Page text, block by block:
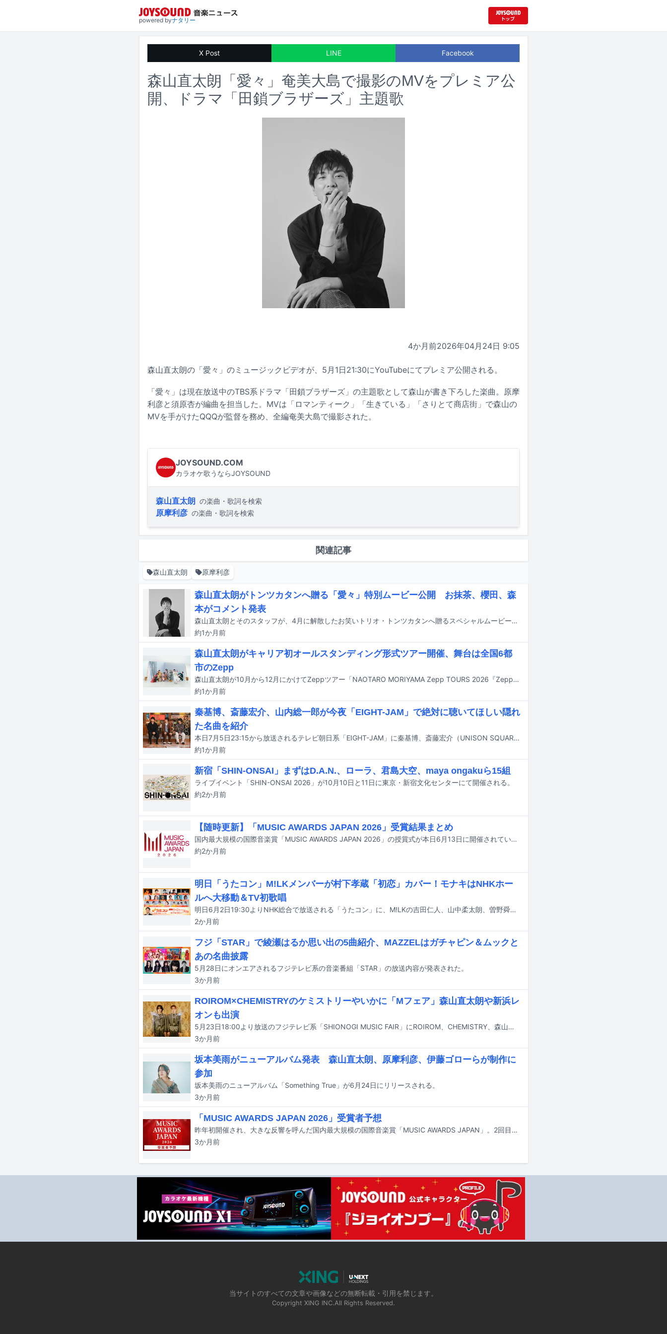
powered byナタリー
X Post LINE Facebook
森山直太朗「愛々」奄美大島で撮影のMVをプレミア公
開、ドラマ「田鎖ブラザーズ」主題歌
4か月前2026年04月24日 9:05
森山直太朗の「愛々」のミュージックビデオが、5月1日21:30にYouTubeにてプレミア公開される。
「愛々」は現在放送中のTBS系ドラマ「田鎖ブラザーズ」の主題歌として森山が書き下ろした楽曲。原摩
利彦と須原杏が編曲を担当した。MVは「ロマンティーク」「生きている」「さりとて商店街」で森山の
MVを手がけたQQQが監督を務め、全編奄美大島で撮影された。
JOYSOUND.COM
カラオケ歌うならJOYSOUND
森山直太朗 の楽曲・歌詞を検索
原摩利彦 の楽曲・歌詞を検索
関連記事
森山直太朗 原摩利彦
森山直太朗がトンツカタンへ贈る「愛々」特別ムービー公開 お抹茶、櫻田、森
本がコメント発表
森山直太朗とそのスタッフが、4月に解散したお笑いトリオ・トンツカタンへ贈るスペシャルムービーを制作。本日7月9日にYouTubeで公開した。
約1か月前
森山直太朗がキャリア初オールスタンディング形式ツアー開催、舞台は全国6都
市のZepp
森山直太朗が10月から12月にかけてZeppツアー「NAOTARO MORIYAMA Zepp TOURS 2026『Zepp de Rolling DOSA ～すべからく愛々～』」を開催する。
約1か月前
秦基博、斎藤宏介、山内総一郎が今夜「EIGHT-JAM」で絶対に聴いてほしい隠れ
た名曲を紹介
本日7月5日23:15から放送されるテレビ朝日系「EIGHT-JAM」に秦基博、斎藤宏介（UNISON SQUARE GARDEN、TenTwenty）、山内総一郎（フジファブリック）が出演する。
約1か月前
新宿「SHIN-ONSAI」まずはD.A.N.、ローラ、君島大空、maya ongakuら15組
ライブイベント「SHIN-ONSAI 2026」が10月10日と11日に東京・新宿文化センターにて開催される。
約2か月前
【随時更新】「MUSIC AWARDS JAPAN 2026」受賞結果まとめ
国内最大規模の国際音楽賞「MUSIC AWARDS JAPAN 2026」の授賞式が本日6月13日に開催されている。この記事では各部門の受賞結果を発表していく。以下リストの★印が受賞者・受賞作品となる。
約2か月前
明日「うたコン」M!LKメンバーが村下孝蔵「初恋」カバー！モナキはNHKホー
ルへ大移動＆TV初歌唱
明日6月2日19:30よりNHK総合で放送される「うたコン」に、M!LKの吉田仁人、山中柔太朗、曽野舜太の3人、モナキ、石川さゆり、ウェイウェイ・ウー、爆風スランプのサンプラザ中野くんとパッパラー河合、瀧本美織、竹島宏、平原綾香、松崎しげる、水谷豊、森田健作、森山直太朗、山内惠介、山本彩が出演する。
2か月前
フジ「STAR」で綾瀬はるか思い出の5曲紹介、MAZZELはガチャピン＆ムックと
あの名曲披露
5月28日にオンエアされるフジテレビ系の音楽番組「STAR」の放送内容が発表された。
3か月前
ROIROM×CHEMISTRYのケミストリーやいかに「Mフェア」森山直太朗や新浜レ
オンも出演
5月23日18:00より放送のフジテレビ系「SHIONOGI MUSIC FAIR」にROIROM、CHEMISTRY、森山直太朗、新浜レオンが出演する。
3か月前
坂本美雨がニューアルバム発表 森山直太朗、原摩利彦、伊藤ゴローらが制作に
参加
坂本美雨のニューアルバム「Something True」が6月24日にリリースされる。
3か月前
「MUSIC AWARDS JAPAN 2026」受賞者予想
昨年初開催され、大きな反響を呼んだ国内最大規模の国際音楽賞「MUSIC AWARDS JAPAN」。2回目となる今年は、6月13日に東京・TOYOTA ARENA TOKYOで授賞式（Grand Ceremony）が行われ、各賞の受賞者が発表される。この記事では4人のライターに「MUSIC AWARDS JAPAN 2026」の受賞者および受賞作品の予想を依頼。主要6部門を中心に、それぞれの視点から分析してもらった。果たして“今年の顔”に選ばれるのは誰なのか。あなたの予想と照らし合わせながら、4人の論考を楽しんでほしい。
3か月前
当サイトのすべての文章や画像などの無断転載・引用を禁じます。
Copyright XING INC.All Rights Reserved.